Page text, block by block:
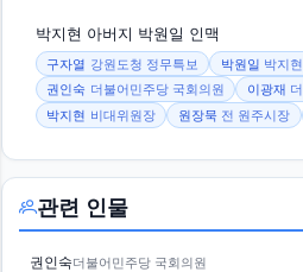
박지현 아버지 박원일 인맥
구자열 강원도청 정무특보 박원일 박지
권인숙 더불어민주당 국회의원 이광재
박지현 비대위원장 원장묵 전 원주시장
관련 인물
권인숙더불어민주당 국회의원